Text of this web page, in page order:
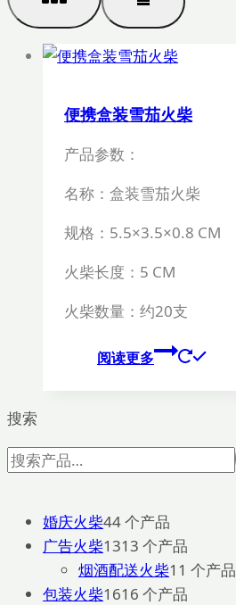
便携盒装雪茄火柴
产品参数：
名称：盒装雪茄火柴
规格： 5.5×3.5×0.8 CM
火柴长度： 5 CM
火柴数量：约20支
阅读更多
搜索
婚庆火柴44 个产品
广告火柴1313 个产品
烟酒配送火柴1 1 个产品
包装火柴1616 个产品